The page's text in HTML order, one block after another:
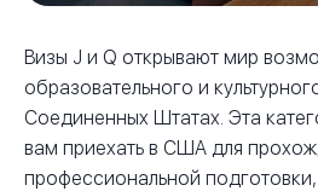
Визы J и Q открывают мир
образовательного и
Соединенных Штатах. Эта
вам приехать в США для
профессиональной